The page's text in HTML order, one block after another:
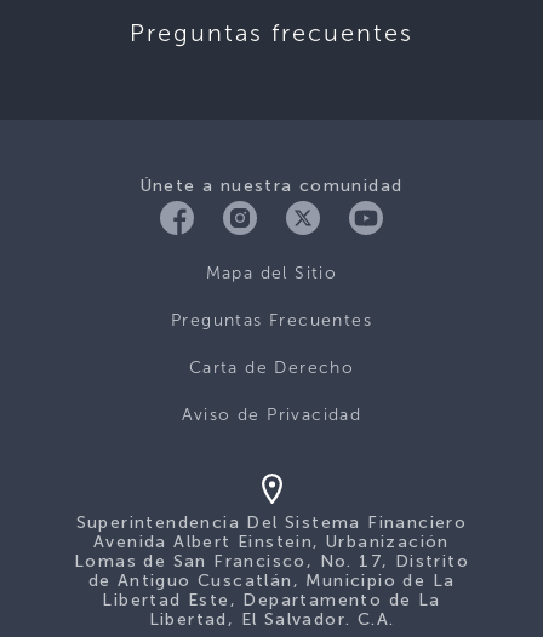
Preguntas frecuentes
Únete a nuestra comunidad
Mapa del Sitio
Preguntas Frecuentes
Carta de Derecho
Aviso de Privacidad
Superintendencia Del Sistema Financiero
Avenida Albert Einstein, Urbanización
Lomas de San Francisco, No. 17, Distrito
de Antiguo Cuscatlán, Municipio de La
Libertad Este, Departamento de La
Libertad, El Salvador. C.A.